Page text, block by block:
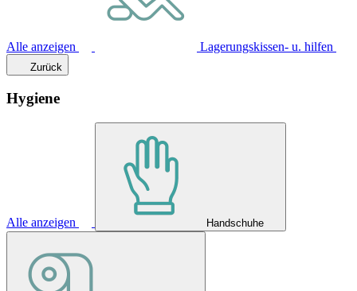
Alle anzeigen Lagerungskissen- u. hilfen
Zurück
Hygiene
Alle anzeigen Handschuhe